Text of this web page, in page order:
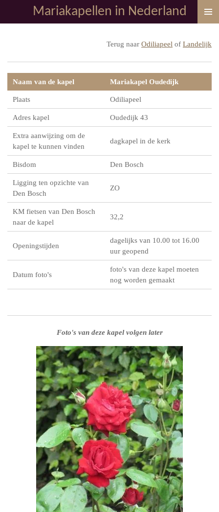
direct
Mariakapellen in Nederland
Terug naar Odiliapeel of Landelijk
Naam van de kapel Mariakapel Oudedijk
Plaats Odiliapeel
Adres kapel Oudedijk 43
Extra aanwijzing om de
kapel te kunnen vinden
dagkapel in de kerk
Bisdom Den Bosch
Ligging ten opzichte van
Den Bosch
ZO
KM fietsen van Den Bosch
naar de kapel
32,2
Openingstijden
dagelijks van 10.00 tot 16.00
uur geopend
Datum foto's
foto's van deze kapel moeten
nog worden gemaakt
Foto's van deze kapel volgen later